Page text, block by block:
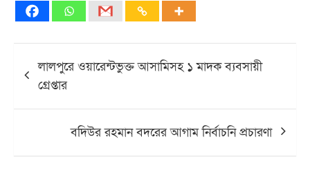
navigation
লালপুরে ওয়ারেন্টভুক্ত আসামিসহ ১ মাদক ব্যবসায়ী
গ্রেপ্তার
বদিউর রহমান বদরের আগাম নির্বাচনি প্রচারণা